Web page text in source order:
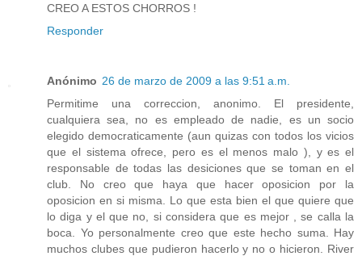
CREO A ESTOS CHORROS !
Responder
Anónimo 26 de marzo de 2009 a las 9:51 a.m.
Permitime una correccion, anonimo. El presidente,
cualquiera sea, no es empleado de nadie, es un socio
elegido democraticamente (aun quizas con todos los vicios
que el sistema ofrece, pero es el menos malo ), y es el
responsable de todas las desiciones que se toman en el
club. No creo que haya que hacer oposicion por la
oposicion en si misma. Lo que esta bien el que quiere que
lo diga y el que no, si considera que es mejor , se calla la
boca. Yo personalmente creo que este hecho suma. Hay
muchos clubes que pudieron hacerlo y no o hicieron. River